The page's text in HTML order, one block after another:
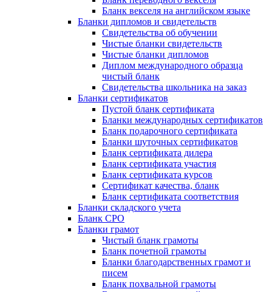
Бланк векселя на английском языке
Бланки дипломов и свидетельств
Свидетельства об обучении
Чистые бланки свидетельств
Чистые бланки дипломов
Диплом международного образца
чистый бланк
Свидетельства школьника на заказ
Бланки сертификатов
Пустой бланк сертификата
Бланки международных сертификатов
Бланк подарочного сертификата
Бланки шуточных сертификатов
Бланк сертификата дилера
Бланк сертификата участия
Бланк сертификата курсов
Сертификат качества, бланк
Бланк сертификата соответствия
Бланки складского учета
Бланк СРО
Бланки грамот
Чистый бланк грамоты
Бланк почетной грамоты
Бланки благодарственных грамот и
писем
Бланк похвальной грамоты